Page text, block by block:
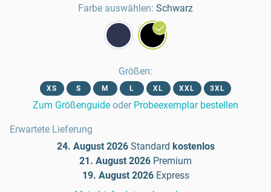
Farbe auswählen: Schwarz
Größen:
XS S M L XL XXL 3XL
Zum Größenguide oder Probeexemplar bestellen
Erwartete Lieferung
24. August 2026 Standard kostenlos
21. August 2026 Premium
19. August 2026 Express